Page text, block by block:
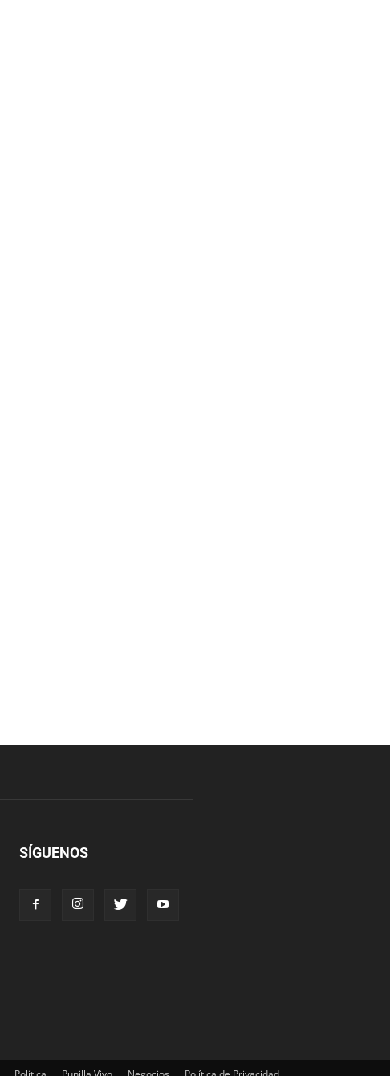
SÍGUENOS